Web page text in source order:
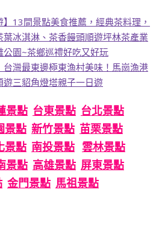
】13間景點美食推薦，經典茶料理，
冰淇淋、茶香饅頭順遊坪林茶產業
公園~茶鄉巡禮好吃又好玩
台灣最東邊極東漁村美味！馬崗漁港
遊三貂角燈塔親子一日遊
景點 台東景點 台北景點
景點 新竹景點 苗栗景點
景點 南投景點 雲林景點
景點 高雄景點 屏東景點
金門景點 馬祖景點